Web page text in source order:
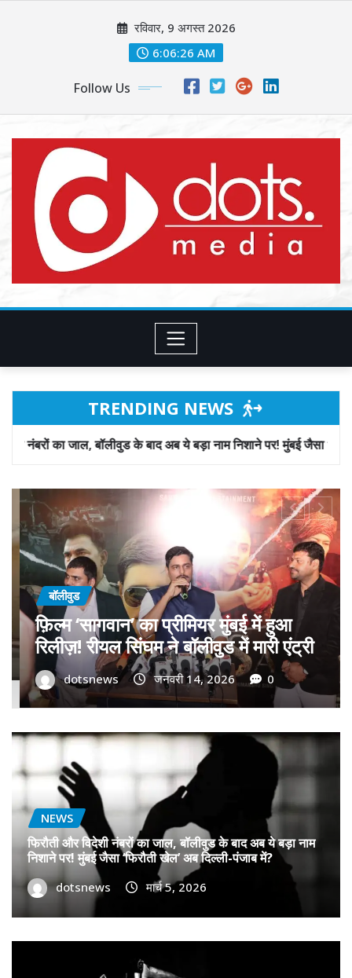
रविवार, 9 अगस्त 2026
6:06:28 AM
Follow Us
TRENDING NEWS
के बाद अब ये बड़ा नाम निशाने पर! मुंबई जैसा ‘फिरौती खेल’ अब दिल्ली-पंजाब
बॉलीवुड
गोवा मुख्यमंत्री डॉ. प्रमोद सावंत का ‘गोदान’
को बड़ा समर्थन; पोस्टर विमोचन कर मथुरा से
फिल्म गोदान की टीम का बढ़ाया मान!
dotsnews जनवरी 9, 2026 0
NEWS
फिरौती और विदेशी नंबरों का जाल, बॉलीवुड के बाद अब ये बड़ा नाम
निशाने पर! मुंबई जैसा ‘फिरौती खेल’ अब दिल्ली-पंजाब में?
dotsnews मार्च 5, 2026